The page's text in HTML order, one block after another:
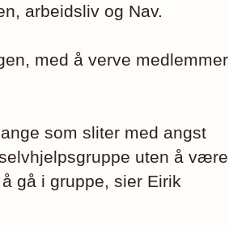
arbeidsliv og Nav.
med å verve medlemmer
som sliter med angst
uten å være
gå i gruppe, sier Eirik